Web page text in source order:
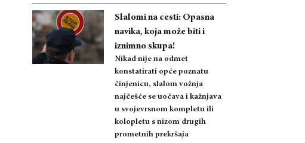
Slalomi na cesti: Opasna
navika, koja može biti i
iznimno skupa!
Nikad nije na odmet
konstatirati opće poznatu
činjenicu, slalom vožnja
najčešće se uočava i kažnjava
u svojevrsnom kompletu ili
kolopletu s nizom drugih
prometnih prekršaja